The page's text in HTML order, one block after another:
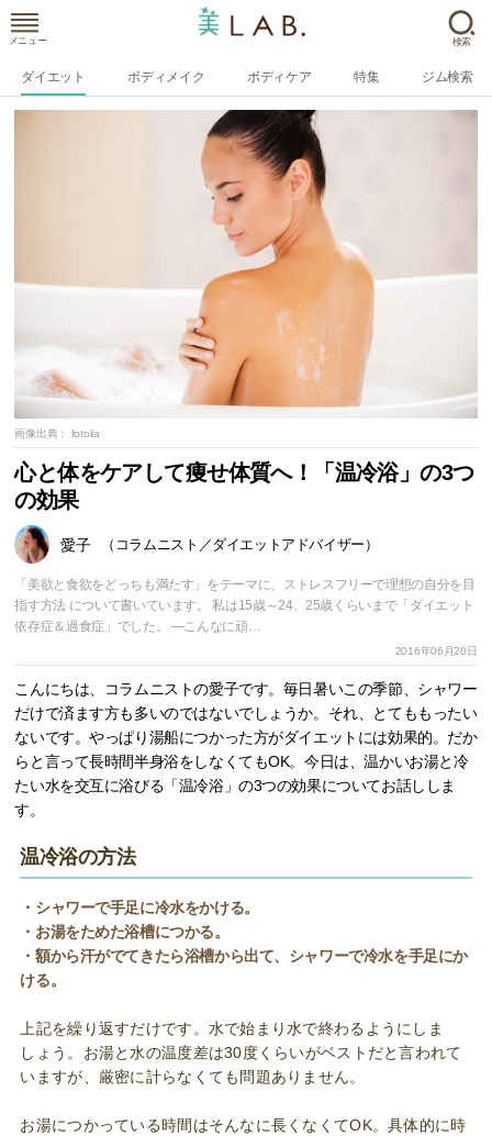
メニュー 検索
ダイエット ボディメイク ボディケア 特集 ジム検索
画像出典： fotolia
心と体をケアして痩せ体質へ！「温冷浴」の3つ
の効果
愛子 （コラムニスト／ダイエットアドバイザー）
「美欲と食欲をどっちも満たす」をテーマに、ストレスフリーで理想の自分を目
指す方法 について書いています。 私は15歳～24、25歳くらいまで「ダイエット
依存症＆過食症」でした。 ―こんなに頑…
2016年06月20日
こんにちは、コラムニストの愛子です。毎日暑いこの季節、シャワー
だけで済ます方も多いのではないでしょうか。それ、とてももったい
ないです。やっぱり湯船につかった方がダイエットには効果的。だか
らと言って長時間半身浴をしなくてもOK。今日は、温かいお湯と冷
たい水を交互に浴びる「温冷浴」の3つの効果についてお話ししま
す。
温冷浴の方法
・シャワーで手足に冷水をかける。
・お湯をためた浴槽につかる。
・額から汗がでてきたら浴槽から出て、シャワーで冷水を手足にか
ける。
上記を繰り返すだけです。水で始まり水で終わるようにしま
しょう。お湯と水の温度差は30度くらいがベストだと言われて
いますが、厳密に計らなくても問題ありません。
お湯につかっている時間はそんなに長くなくてOK。具体的に時